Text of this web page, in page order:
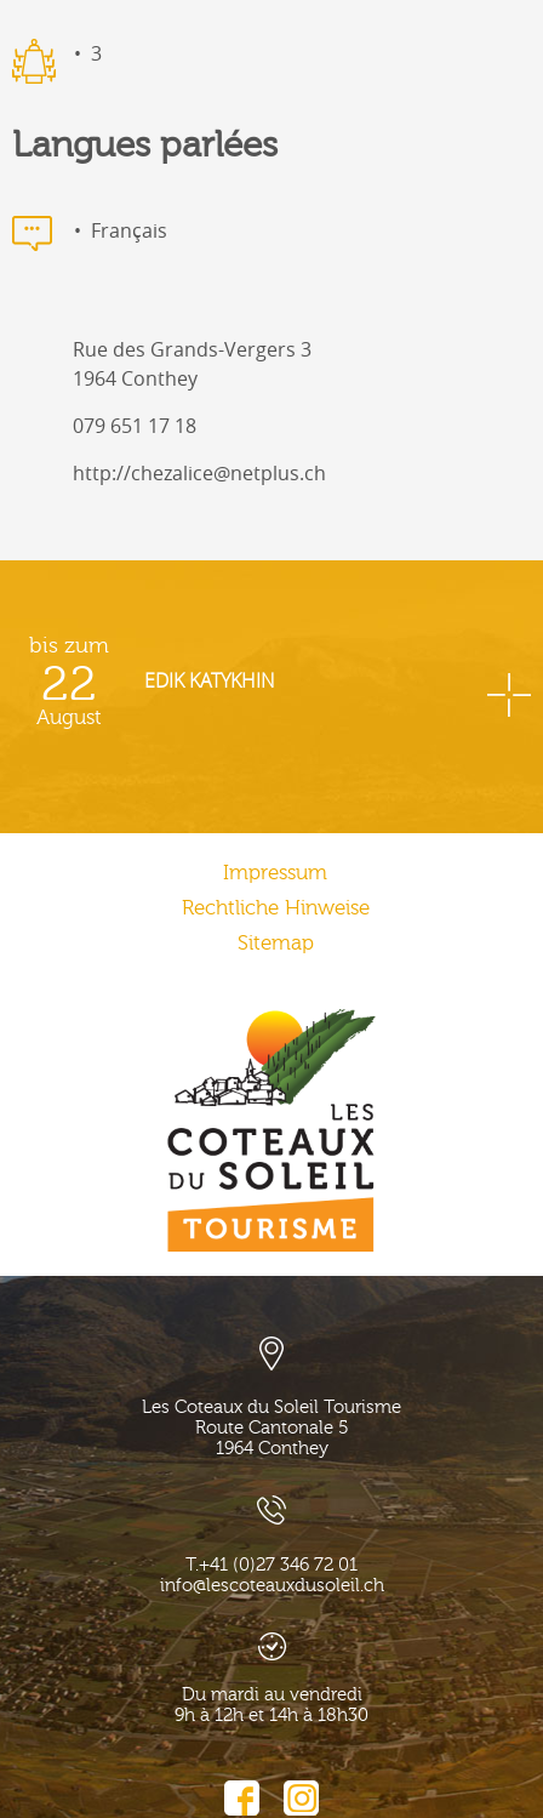
3
Langues parlées
Français
Rue des Grands-Vergers 3
1964 Conthey
079 651 17 18
http://chezalice@netplus.ch
bis zum
22
August
EDIK KATYKHIN
Impressum
Rechtliche Hinweise
Sitemap
Les Coteaux du Soleil Tourisme
Route Cantonale 5
1964 Conthey
T.+41 (0)27 346 72 01
info@lescoteauxdusoleil.ch
Du mardi au vendredi
9h à 12h et 14h à 18h30